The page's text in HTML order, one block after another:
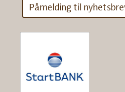
Påmelding til